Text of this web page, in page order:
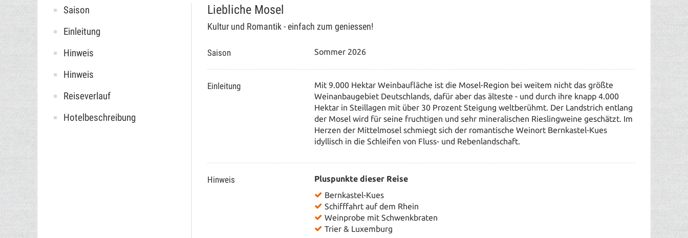
Saison
Einleitung
Hinweis
Hinweis
Reiseverlauf
Hotelbeschreibung
Liebliche Mosel
Kultur und Romantik - einfach zum geniessen!
Saison Sommer 2026
Einleitung
Mit 9.000 Hektar Weinbaufläche ist die Mosel-Region bei weitem nicht das größte
Weinanbaugebiet Deutschlands, dafür aber das älteste - und durch ihre knapp 4.000
Hektar in Steillagen mit über 30 Prozent Steigung weltberühmt. Der Landstrich entlang
der Mosel wird für seine fruchtigen und sehr mineralischen Rieslingweine geschätzt. Im
Herzen der Mittelmosel schmiegt sich der romantische Weinort Bernkastel-Kues
idyllisch in die Schleifen von Fluss- und Rebenlandschaft.
Hinweis
Pluspunkte dieser Reise
Bernkastel-Kues
Schifffahrt auf dem Rhein
Weinprobe mit Schwenkbraten
Trier & Luxemburg